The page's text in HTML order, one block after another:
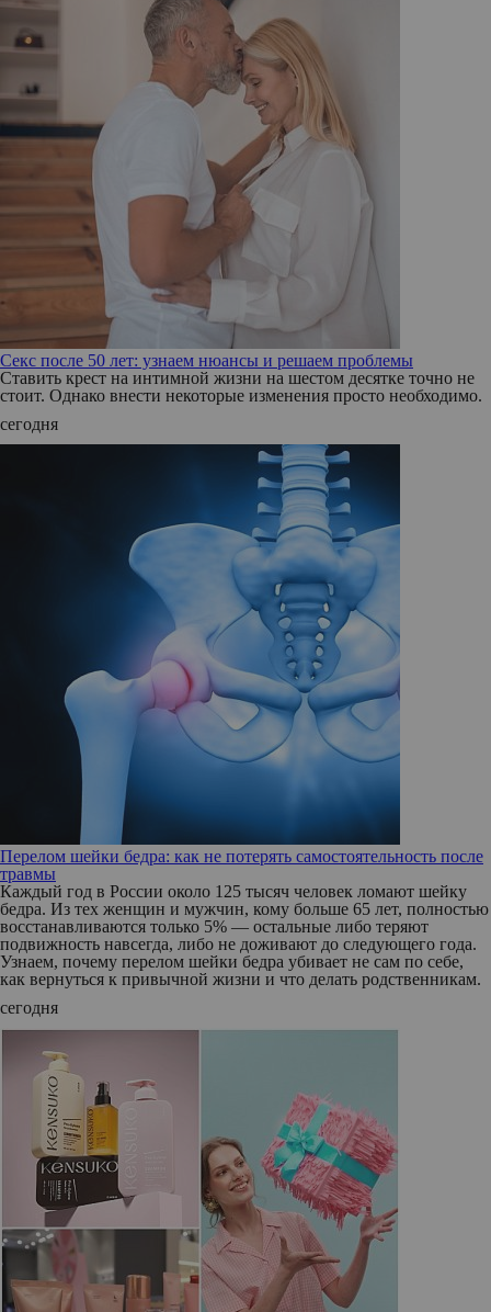
Секс после 50 лет: узнаем нюансы и решаем проблемы
Ставить крест на интимной жизни на шестом десятке точно не
стоит. Однако внести некоторые изменения просто необходимо.
сегодня
Перелом шейки бедра: как не потерять самостоятельность после
травмы
Каждый год в России около 125 тысяч человек ломают шейку
бедра. Из тех женщин и мужчин, кому больше 65 лет, полностью
восстанавливаются только 5% — остальные либо теряют
подвижность навсегда, либо не доживают до следующего года.
Узнаем, почему перелом шейки бедра убивает не сам по себе,
как вернуться к привычной жизни и что делать родственникам.
сегодня